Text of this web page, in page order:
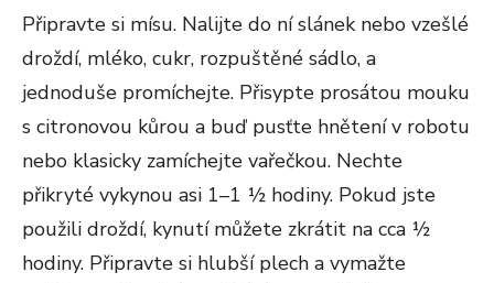
Připravte si mísu. Nalijte do ní slánek nebo vzešlé
droždí, mléko, cukr, rozpuštěné sádlo, a
jednoduše promíchejte. Přisypte prosátou mouku
s citronovou kůrou a buď pusťte hnětení v robotu
nebo klasicky zamíchejte vařečkou. Nechte
přikryté vykynou asi 1–1 ½ hodiny. Pokud jste
použili droždí, kynutí můžete zkrátit na cca ½
hodiny. Připravte si hlubší plech a vymažte